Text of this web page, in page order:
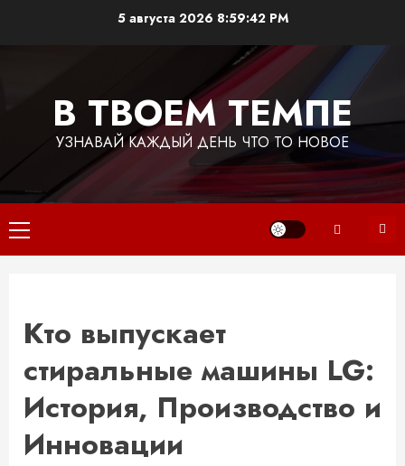
5 августа 2026 8:59:42 PM
В ТВОЕМ ТЕМПЕ
УЗНАВАЙ КАЖДЫЙ ДЕНЬ ЧТО ТО НОВОЕ
Основное
меню
Кто выпускает
стиральные машины LG:
История, Производство и
Инновации